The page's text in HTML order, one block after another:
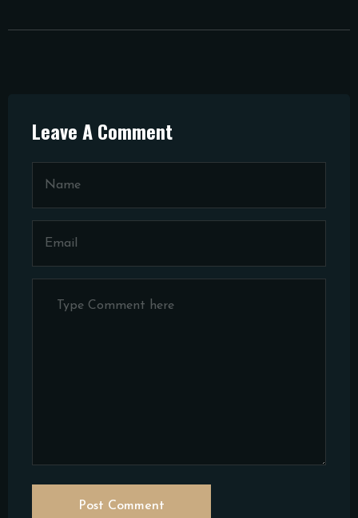
Leave A Comment
Post Comment